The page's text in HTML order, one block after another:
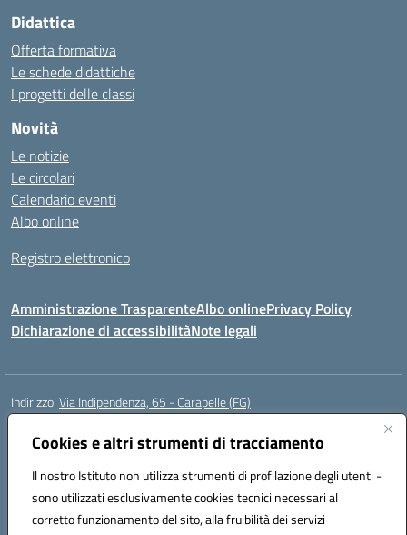
Cookies e altri strumenti di tracciamento
Il nostro Istituto non utilizza strumenti di profilazione degli utenti -
sono utilizzati esclusivamente cookies tecnici necessari al
corretto funzionamento del sito, alla fruibilità dei servizi
Didattica
Offerta formativa
Le schede didattiche
I progetti delle classi
Novità
Le notizie
Le circolari
Calendario eventi
Albo online
Registro elettronico
Amministrazione TrasparenteAlbo onlinePrivacy Policy
Dichiarazione di accessibilitàNote legali
Indirizzo:Via Indipendenza, 65 - Carapelle (FG)
Centralino:
Posta elettronica certificata (PEC):fgic822001@pec.istruzione.it
Codice fiscale: 90015720718
Codice meccanografico:FGIC822001
Codice Indice delle Pubbliche Amministrazioni (IPA): istsc_fgic822001
Codice unico di fatturazione (CUF): UFSLF2